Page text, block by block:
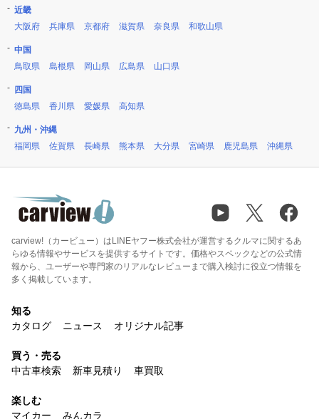
近畿
大阪府
兵庫県 京都府 滋賀県 奈良県 和歌山県
中国
鳥取県
島根県 岡山県 広島県 山口県
四国
徳島県
香川県 愛媛県 高知県
九州・沖縄
福岡県
佐賀県 長崎県 熊本県 大分県 宮崎県 鹿児島県 沖縄県
carview!（カービュー）はLINEヤフー株式会社が運営するクルマに関するあ
らゆる情報やサービスを提供するサイトです。価格やスペックなどの公式情
報から、ユーザーや専門家のリアルなレビューまで購入検討に役立つ情報を
多く掲載しています。
知る
カタログ
ニュース オリジナル記事
買う・売る
中古車検索
新車見積り 車買取
楽しむ
マイカー
みんカラ